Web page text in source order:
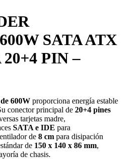
SATA ATX
PIN –
600W proporciona energía estable
conector principal de 20+4 pines
tarjetas madre,
SATA e IDE para
de 8 cm para disipación
de 150 x 140 x 86 mm,
de chasis.